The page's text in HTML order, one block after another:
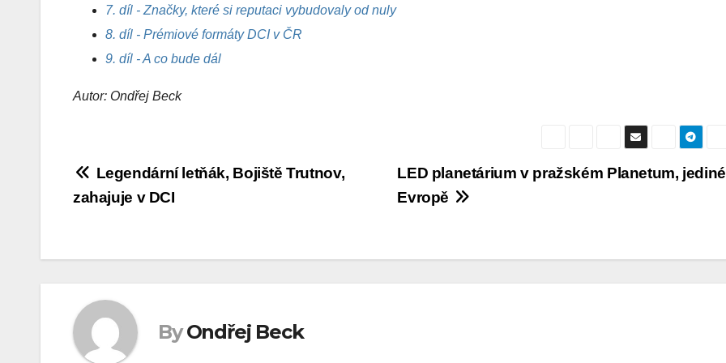
7. díl - Značky, které si reputaci vybudovaly od nuly
8. díl - Prémiové formáty DCI v ČR
9. díl - A co bude dál
Autor: Ondřej Beck
Navigace
pro
LED planetárium v pražském Planetum,
Evropě
Legendární letňák, Bojiště Trutnov,
zahajuje v DCI
By Ondřej Beck